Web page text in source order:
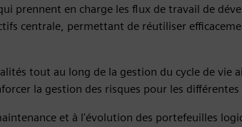
prennent en charge les flux de travail de
centrale, permettant de réutiliser
tout au long de la gestion du cycle de vie
la gestion des risques pour les
et à l'évolution des portefeuilles